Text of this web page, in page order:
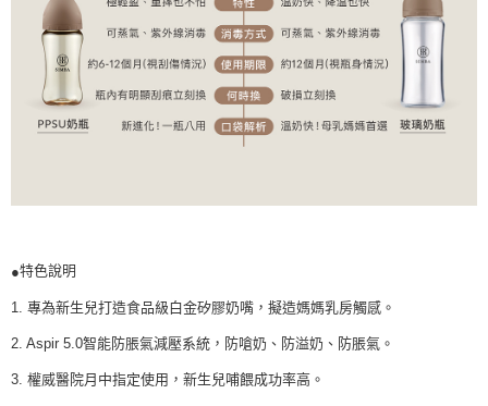
●特色說明
1. 專為新生兒打造食品級白金矽膠奶嘴，擬造媽媽乳房觸感。
2. Aspir 5.0智能防脹氣減壓系統，防嗆奶、防溢奶、防脹氣。
3. 權威醫院月中指定使用，新生兒哺餵成功率高。